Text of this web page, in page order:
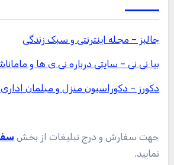
جالبز – مجله اینترنتی و سبک زندگی
بیا نی نی – سایتی درباره نی ی ها و
دکورز – دکوراسیون منزل و مبلمان
جهت سفارش و درج تبلیغات از بخش
نمایید.